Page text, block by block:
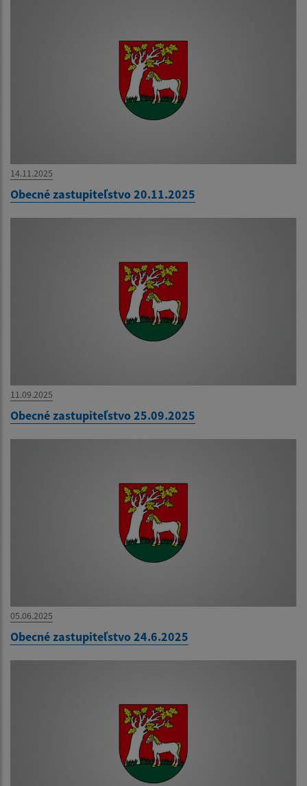
14.11.2025
Obecné zastupiteľstvo 20.11.2025
11.09.2025
Obecné zastupiteľstvo 25.09.2025
05.06.2025
Obecné zastupiteľstvo 24.6.2025